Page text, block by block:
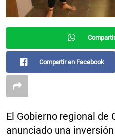
Compartir en Facebook
El Gobierno regional de
anunciado una